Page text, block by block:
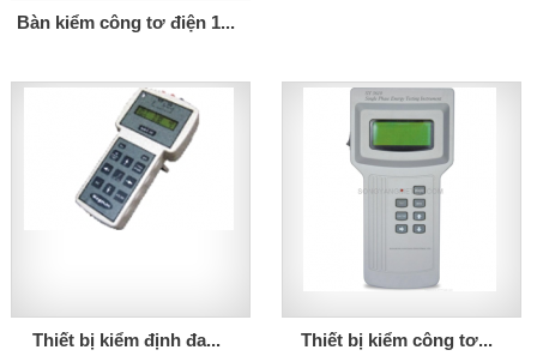
Bàn kiểm công tơ điện 1...
Thiết bị kiểm định đa... Thiết bị kiểm công tơ...